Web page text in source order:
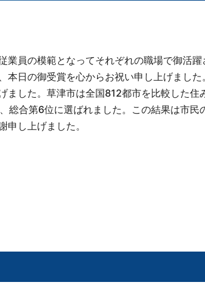
員の模範となってそれぞれの職場で御活躍
日の御受賞を心からお祝い申し上げました。
ました。草津市は全国812都市を比較した住
総合第6位に選ばれました。この結果は市民
し上げました。